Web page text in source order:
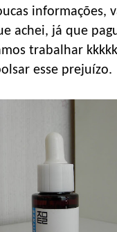
informações,
achei, já que
trabalhar
esse prejuízo.